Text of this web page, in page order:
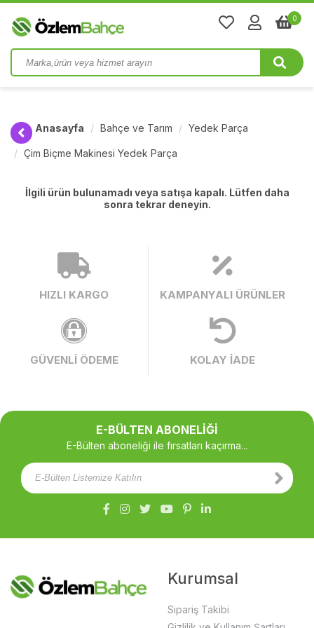
0
Anasayfa Bahçe ve Tarım Yedek Parça
Çim Biçme Makinesi Yedek Parça
İlgili ürün bulunamadı veya satışa kapalı. Lütfen daha
sonra tekrar deneyin.
HIZLI KARGO KAMPANYALI ÜRÜNLER
GÜVENLİ ÖDEME KOLAY İADE
E-BÜLTEN ABONELİĞİ
E-Bülten aboneliği ile fırsatları kaçırma...
Kurumsal
Sipariş Takibi